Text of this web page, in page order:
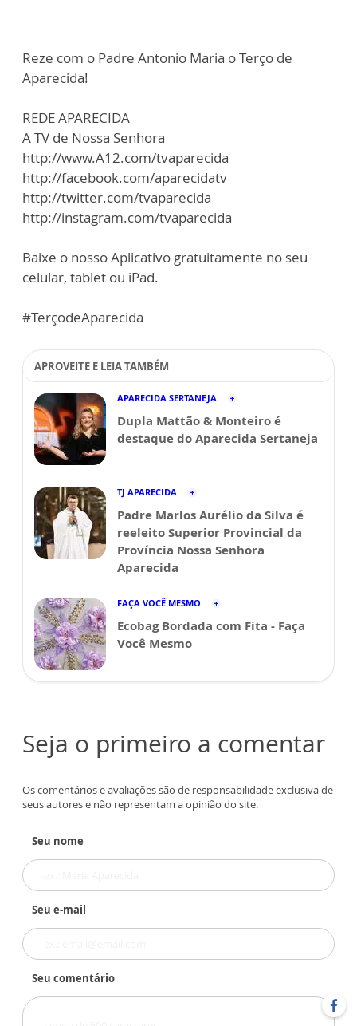
Reze com o Padre Antonio Maria o Terço de
Aparecida!
REDE APARECIDA
A TV de Nossa Senhora
http://www.A12.com/tvaparecida
http://facebook.com/aparecidatv
http://twitter.com/tvaparecida
http://instagram.com/tvaparecida
Baixe o nosso Aplicativo gratuitamente no seu
celular, tablet ou iPad.
#TerçodeAparecida
APROVEITE E LEIA TAMBÉM
APARECIDA SERTANEJA
Dupla Mattão & Monteiro é
destaque do Aparecida Sertaneja
TJ APARECIDA
Padre Marlos Aurélio da Silva é
reeleito Superior Provincial da
Província Nossa Senhora
Aparecida
FAÇA VOCÊ MESMO
Ecobag Bordada com Fita - Faça
Você Mesmo
Seja o primeiro a comentar
Os comentários e avaliações são de responsabilidade exclusiva de
seus autores e não representam a opinião do site.
Seu nome
Seu e-mail
Seu comentário